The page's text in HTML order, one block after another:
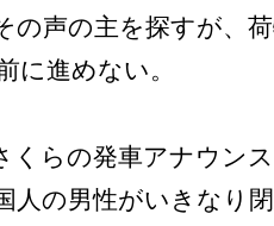
の声の主を探すが、
に進めない。
くらの発車アナウン
人の男性がいきなり